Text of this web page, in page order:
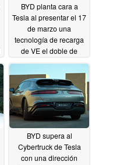
BYD planta cara a
Tesla al presentar el 17
de marzo una
tecnología de recarga
de VE el doble de
rápida; se abren los
pedidos anticipados de
dos VE03/14/2025
BYD supera al
Cybertruck de Tesla
con una dirección